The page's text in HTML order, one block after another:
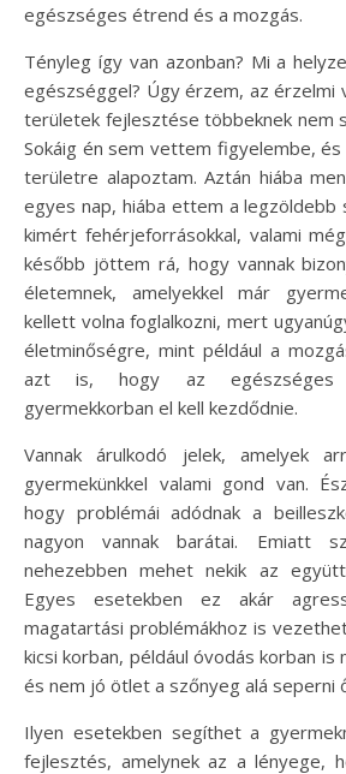
egészséges étrend és a mozgás.
Tényleg így van azonban? Mi a
egészséggel? Úgy érzem, az érzelmi
területek fejlesztése többeknek nem
Sokáig én sem vettem figyelembe,
területre alapoztam. Aztán hiába
egyes nap, hiába ettem a legzöldebb
kimért fehérjeforrásokkal, valami
később jöttem rá, hogy vannak
életemnek, amelyekkel már
kellett volna foglalkozni, mert
életminőségre, mint például a
azt is, hogy az egészséges
gyermekkorban el kell kezdődnie.
Vannak árulkodó jelek, amelyek
gyermekünkkel valami gond van.
hogy problémái adódnak a
nagyon vannak barátai. Emiatt
nehezebben mehet nekik az
Egyes esetekben ez akár
magatartási problémákhoz is
kicsi korban, például óvodás korban is
és nem jó ötlet a szőnyeg alá seperni
Ilyen esetekben segíthet a
fejlesztés, amelynek az a lényege,